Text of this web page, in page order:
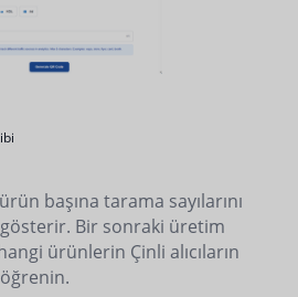
başına tarama sayılarını
Bir sonraki üretim
ürünlerin Çinli alıcıların